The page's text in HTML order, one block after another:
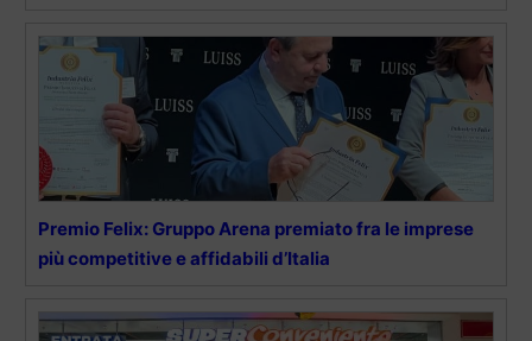
Premio Felix: Gruppo Arena premiato fra le imprese
più competitive e affidabili d’Italia